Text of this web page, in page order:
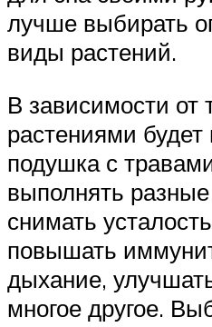
лучше выбирать
виды растений.
В зависимости от
растениями
подушка с
выполнять
снимать
повышать
дыхание,
многое другое.